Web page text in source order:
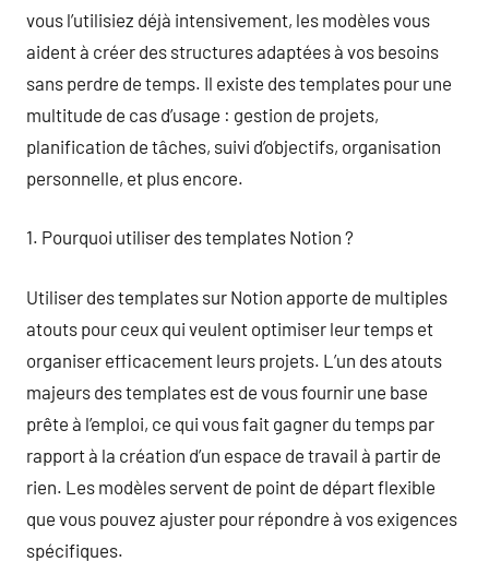
vous l’utilisiez déjà intensivement, les modèles vous
aident à créer des structures adaptées à vos besoins
sans perdre de temps. Il existe des templates pour une
multitude de cas d’usage : gestion de projets,
planification de tâches, suivi d’objectifs, organisation
personnelle, et plus encore.
1. Pourquoi utiliser des templates Notion ?
Utiliser des templates sur Notion apporte de multiples
atouts pour ceux qui veulent optimiser leur temps et
organiser efficacement leurs projets. L’un des atouts
majeurs des templates est de vous fournir une base
prête à l’emploi, ce qui vous fait gagner du temps par
rapport à la création d’un espace de travail à partir de
rien. Les modèles servent de point de départ flexible
que vous pouvez ajuster pour répondre à vos exigences
spécifiques.